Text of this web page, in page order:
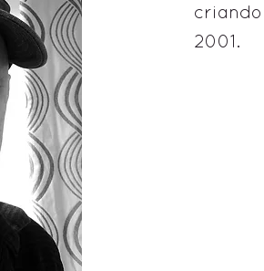
2001.